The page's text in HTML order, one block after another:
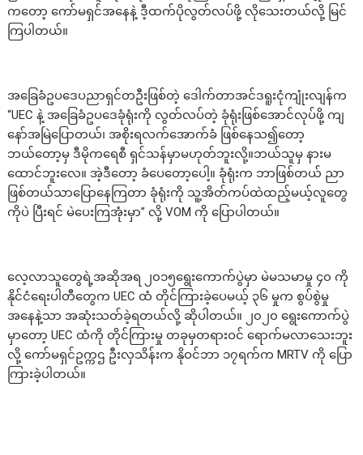
ကတော့ ကော်မရှင်အနေနဲ့ ဒီ့ထက်ပိုလွတ်လပ်ဖို့ လိုသေးတယ်လို့ မြင်
ကြပါတယ်။
အခြေခံဥပဒေပညာရှင်တဦးဖြစ်တဲ့ ဒေါက်တာအင်ဒရူးငုံကျုံးလျန်က
“UEC နဲ့ အခြေခံဥပဒေခုံရုံးကို လွတ်လပ်တဲ့ ခုံရုံးဖြစ်အောင်လုပ်ဖို့ ကျ
နော်အမြဲပြောတယ်၊ အစိုးရလက်အောက်ခံ ဖြစ်နေသ၍တော့
ဘယ်တော့မှ ဒီမိုကရေစီ ရှင်သန်မှာမဟုတ်ဘူးလို့။ဘယ်သူမှ နားမ
ထောင်ဘူးလေ။ အဲ့ဒီတော့ ခံပေတော့ပေါ့။ ခုံရုံးက ဘာဖြစ်တယ် ညာ
ဖြစ်တယ်သာပြောနေကြတာ ခုံရုံးကို သူ့အိတ်ကပ်ထဲထည့်မယ့်လူတွေ
ကိုပဲ ပြီးရင် မဲပေးကြအုံးမှာ” လို့ VOM ကို ပြောပါတယ်။
လေ့လာသူတွေရဲ့အဆိုအရ ၂၀၁၅ရွေးကောက်ပွဲမှာ မဲမသမာမှု ၄၀ ကို
နိုင်ငံရေးပါတီတွေက UEC ထံ တိုင်ကြားခဲ့ပေမယ့် ၃၆ မှုက စွပ်စွဲမှု
အနေနဲ့သာ အဆုံးသတ်ခဲ့ရတယ်လို့ ဆိုပါတယ်။ ၂၀၂၀ ရွေးကောက်ပွဲ
မှာတော့ UEC ထံကို တိုင်ကြားမှု တခုမှတရားဝင် ရောက်မလာသေးဘူး
လို့ ကော်မရှင်ဥက္ကဌ ဦးလှသိန်းက နိုဝင်ဘာ ၁၇ရက်က MRTV ကို ပြော
ကြားခဲ့ပါတယ်။